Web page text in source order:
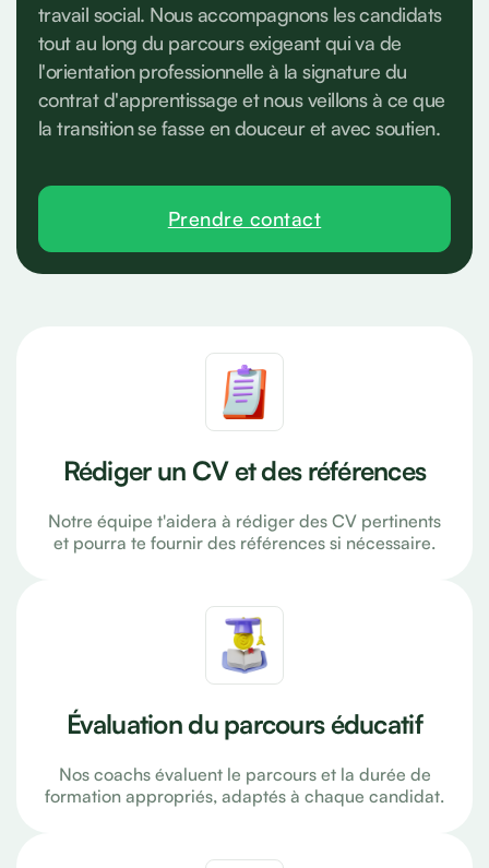
travail social. Nous accompagnons les candidats
tout au long du parcours exigeant qui va de
l'orientation professionnelle à la signature du
contrat d'apprentissage et nous veillons à ce que
la transition se fasse en douceur et avec soutien.
Prendre contact
Rédiger un CV et des références
Notre équipe t'aidera à rédiger des CV pertinents
et pourra te fournir des références si nécessaire.
Évaluation du parcours éducatif
Nos coachs évaluent le parcours et la durée de
formation appropriés, adaptés à chaque candidat.